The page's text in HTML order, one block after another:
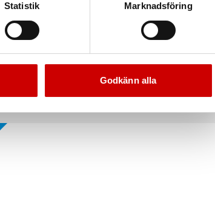
Statistik Marknadsföring
Godkänn alla
Fogband
- Volclay DM 101 ist för RX